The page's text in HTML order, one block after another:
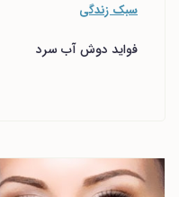
سبک زندگی
فواید دوش آب سرد